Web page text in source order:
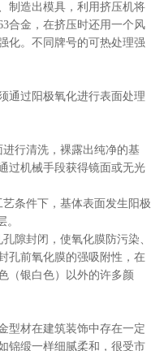
制造出模具，利用挤压机将
合金，在挤压时还用一个风
化。不同牌号的可热处理强
通过阳极氧化进行表面处理
进行清洗，裸露出纯净的基
过机械手段获得镜面或无光
条件下，基体表面发生阳极
隙封闭，使氧化膜防污染、
孔前氧化膜的强吸附性，在
（银白色）以外的许多颜
型材在建筑装饰中存在一定
锦缎一样细腻柔和，很受市